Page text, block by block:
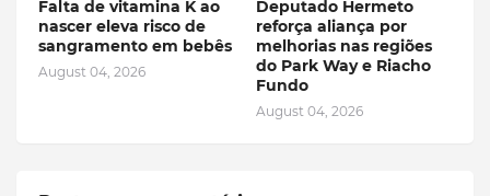
Falta de vitamina K ao
nascer eleva risco de
sangramento em bebês
August 04, 2026
Deputado Hermeto
reforça aliança por
melhorias nas regiões
do Park Way e Riacho
Fundo
August 04, 2026